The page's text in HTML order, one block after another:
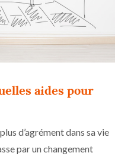
aides pour
d’agrément dans sa vie
par un changement